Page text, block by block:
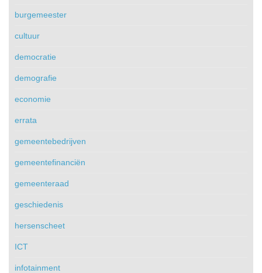
burgemeester
cultuur
democratie
demografie
economie
errata
gemeentebedrijven
gemeentefinanciën
gemeenteraad
geschiedenis
hersenscheet
ICT
infotainment